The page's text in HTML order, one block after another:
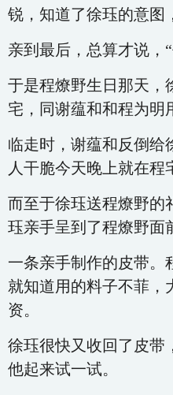
锐，知道了徐珏的意图
亲到最后，总算才说，
于是程燎野生日那天，
宅，同谢蕴和和程为明
临走时，谢蕴和反倒给
人干脆今天晚上就在程
而至于徐珏送程燎野的
珏亲手呈到了程燎野面
一条亲手制作的皮带。
就知道用的料子不菲，
资。
徐珏很快又收回了皮带
他起来试一试。